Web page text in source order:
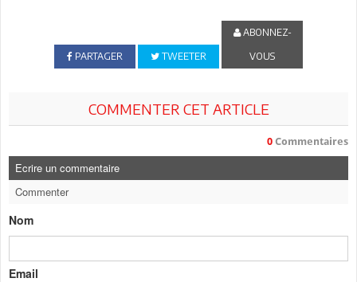
PARTAGER TWEETER
ABONNEZ-
VOUS
COMMENTER CET ARTICLE
0 Commentaires
Ecrire un commentaire
Commenter
Nom
Email